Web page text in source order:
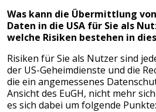
Was kann die Übermittlung
Daten in die USA für Sie als
welche Risiken bestehen in
Risiken für Sie als Nutzer sind
der US-Geheimdienste und die
die ein angemessenes
Ansicht des EuGH, nicht mehr
es sich dabei um folgende Punkte: